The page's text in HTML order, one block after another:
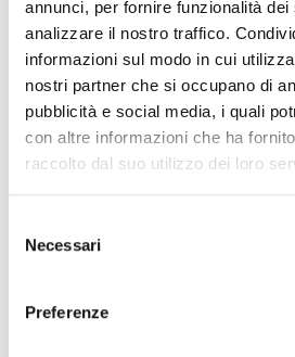
annunci, per fornire funzionalità
analizzare il nostro traffico.
informazioni sul modo in cui
nostri partner che si occupano di
pubblicità e social media, i quali
con altre informazioni che ha
raccolto dal suo utilizzo dei loro
delNecessari
Preferenze